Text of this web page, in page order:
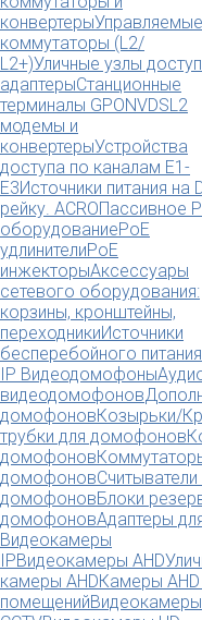
конвертеры
коммутаторы (L2/
L2+)Уличные узлы
адаптерыСтанционные
терминалы GPONVDSL2
модемы и
конвертерыУстройства
доступа по каналам E1-
E3Источники питания на
рейку. ACROПассивное
оборудованиеPoE
удлинителиPoE
инжекторыАксессуары
сетевого оборудования:
корзины, кронштейны,
переходникиИсточники
бесперебойного питания
IP Видеодомофоны
видеодомофонов
домофоновКозырьки/
трубки для домофонов
домофонов
домофонов
домофоновБлоки
домофоновАдаптеры
Видеокамеры
IPВидеокамеры AHD
камеры AHDКамеры AHD
помещенийВидеокамеры